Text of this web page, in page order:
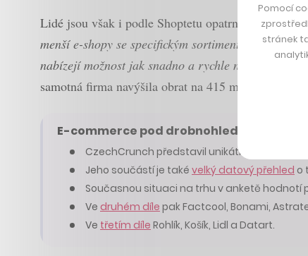
Lidé jsou však i podle Shoptetu opatrnější a
menší e-shopy se specifickým sortimentem zboží a
nabízejí možnost jak snadno a rychle najít tu
samotná firma navýšila obrat na 415 milionů korun.
E-commerce pod drobnohledem
CzechCrunch představil unikátní žebříček
Jeho součástí je také velký datový přehled o
Současnou situaci na trhu v anketě hodnotí
Ve druhém díle pak Factcool, Bonami,
Ve třetím díle Rohlík, Košík, Lidl a Datart.
Pomocí
stránek